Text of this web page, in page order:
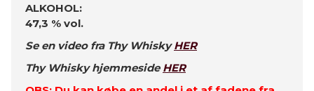
ALKOHOL:
47,3 % vol.
Se en video fra Thy WhiskyHER
Thy Whisky hjemmeside HER